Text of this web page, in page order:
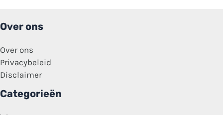
Over ons
Over ons
Privacybeleid
Disclaimer
Categorieën